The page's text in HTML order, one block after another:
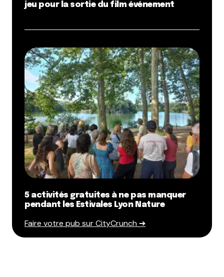
jeu pour la sortie du film événement
5 activités gratuites à ne pas manquer
pendant les Estivales Lyon Nature
Faire votre pub sur CityCrunch ➔